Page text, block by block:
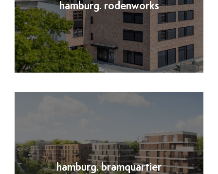
hamburg. rodenworks
hamburg. bramquartier